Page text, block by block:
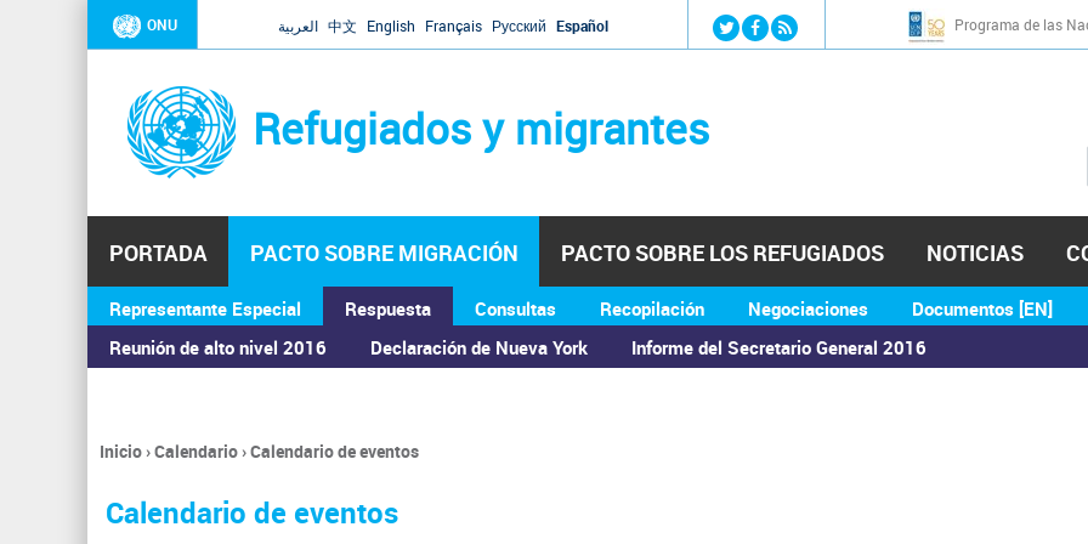
Jump to navigation
ONU العربية 中文 English Français Русский Español Programa de las
Refugiados y migrantes
PORTADA PACTO SOBRE MIGRACIÓN
Representante Especial
Respuesta
Reunión de alto nivel 2016
Declaración de Nueva York Informe del Secretario General 2016
Consultas Recopilación Negociaciones Documentos [EN]
PACTO SOBRE LOS REFUGIADOS NOTICIAS
ASAMBLEA GENERAL
Se
encuentra
usted
Inicio›Calendario›Calendario de eventos
Calendario de eventos